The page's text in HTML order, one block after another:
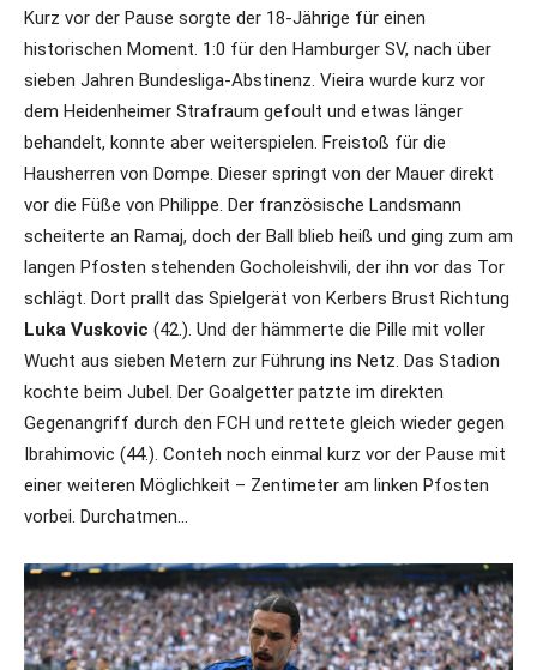
Kurz vor der Pause sorgte der 18-Jährige für einen
historischen Moment. 1:0 für den Hamburger SV, nach über
sieben Jahren Bundesliga-Abstinenz. Vieira wurde kurz vor
dem Heidenheimer Strafraum gefoult und etwas länger
behandelt, konnte aber weiterspielen. Freistoß für die
Hausherren von Dompe. Dieser springt von der Mauer direkt
vor die Füße von Philippe. Der französische Landsmann
scheiterte an Ramaj, doch der Ball blieb heiß und ging zum am
langen Pfosten stehenden Gocholeishvili, der ihn vor das Tor
schlägt. Dort prallt das Spielgerät von Kerbers Brust Richtung
Luka Vuskovic (42.). Und der hämmerte die Pille mit voller
Wucht aus sieben Metern zur Führung ins Netz. Das Stadion
kochte beim Jubel. Der Goalgetter patzte im direkten
Gegenangriff durch den FCH und rettete gleich wieder gegen
Ibrahimovic (44.). Conteh noch einmal kurz vor der Pause mit
einer weiteren Möglichkeit – Zentimeter am linken Pfosten
vorbei. Durchatmen…